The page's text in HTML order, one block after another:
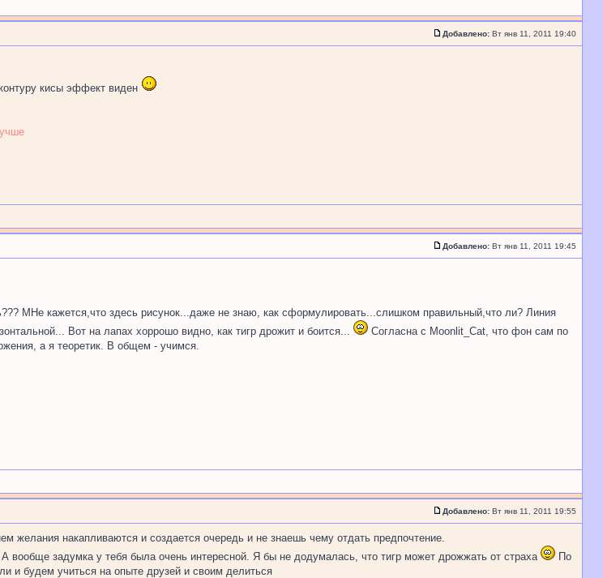
Добавлено: Вт янв 11, 2011 19:40
кисы эффект виден
Добавлено: Вт янв 11, 2011 19:45
МНе кажется,что здесь рисунок...даже не знаю, как сформулировать...слишком правильный,что ли? Линия
Вот на лапах хоррошо видно, как тигр дрожит и боится...
Согласна с Moonlit_Cat, что фон сам по
а я теоретик. В общем - учимся.
Добавлено: Вт янв 11, 2011 19:55
желания накапливаются и создается очередь и не знаешь чему отдать предпочтение.
вообще задумка у тебя была очень интересной. Я бы не додумалась, что тигр может дрожжать от страха
По
и будем учиться на опыте друзей и своим делиться